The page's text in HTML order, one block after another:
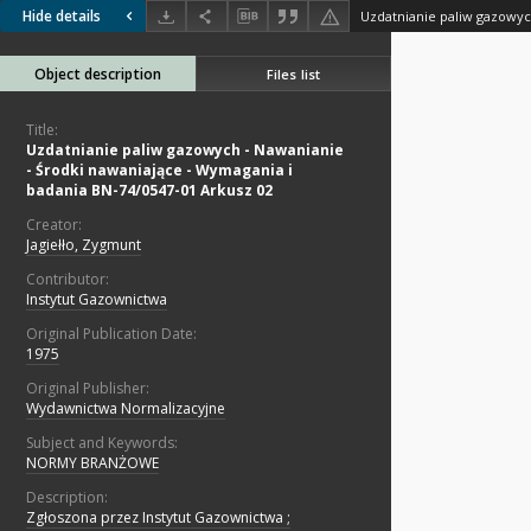
Hide details
Object description Files list
Title:
Uzdatnianie paliw gazowych - Nawanianie
- Środki nawaniające - Wymagania i
badania BN-74/0547-01 Arkusz 02
Creator:
Jagiełło, Zygmunt
Contributor:
Instytut Gazownictwa
Original Publication Date:
1975
Original Publisher:
Wydawnictwa Normalizacyjne
Subject and Keywords:
NORMY BRANŻOWE
Description:
Zgłoszona przez Instytut Gazownictwa ;